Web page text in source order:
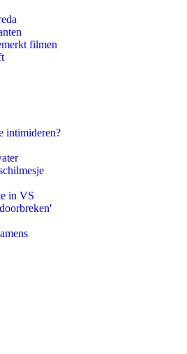
filmen
intimideren?
in VS